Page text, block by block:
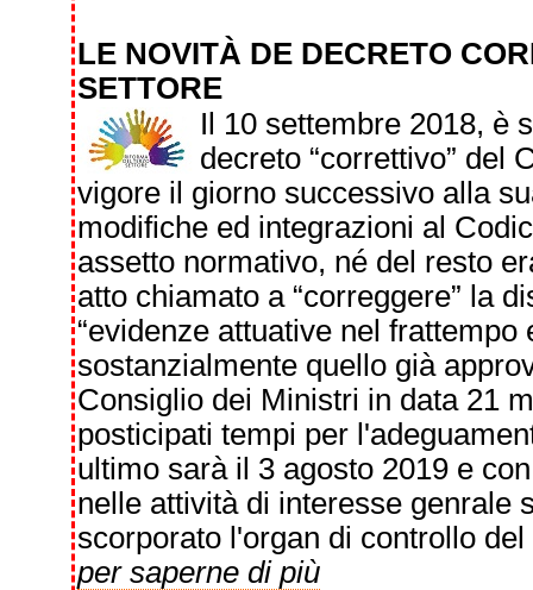
LE NOVITÀ DE DECRETO
SETTORE
Il 10 settembre 2018, è
decreto “correttivo” del
vigore il giorno successivo alla
modifiche ed integrazioni al
assetto normativo, né del resto
atto chiamato a “correggere” la
“evidenze attuative nel
sostanzialmente quello già
Consiglio dei Ministri in data 21
posticipati tempi per
ultimo sarà il 3 agosto 2019 e
nelle attività di interesse genrale
scorporato l'organ di controllo
per saperne di più